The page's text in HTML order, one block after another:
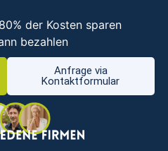
der Kosten sparen
bezahlen
Anfrage via
Kontaktformular